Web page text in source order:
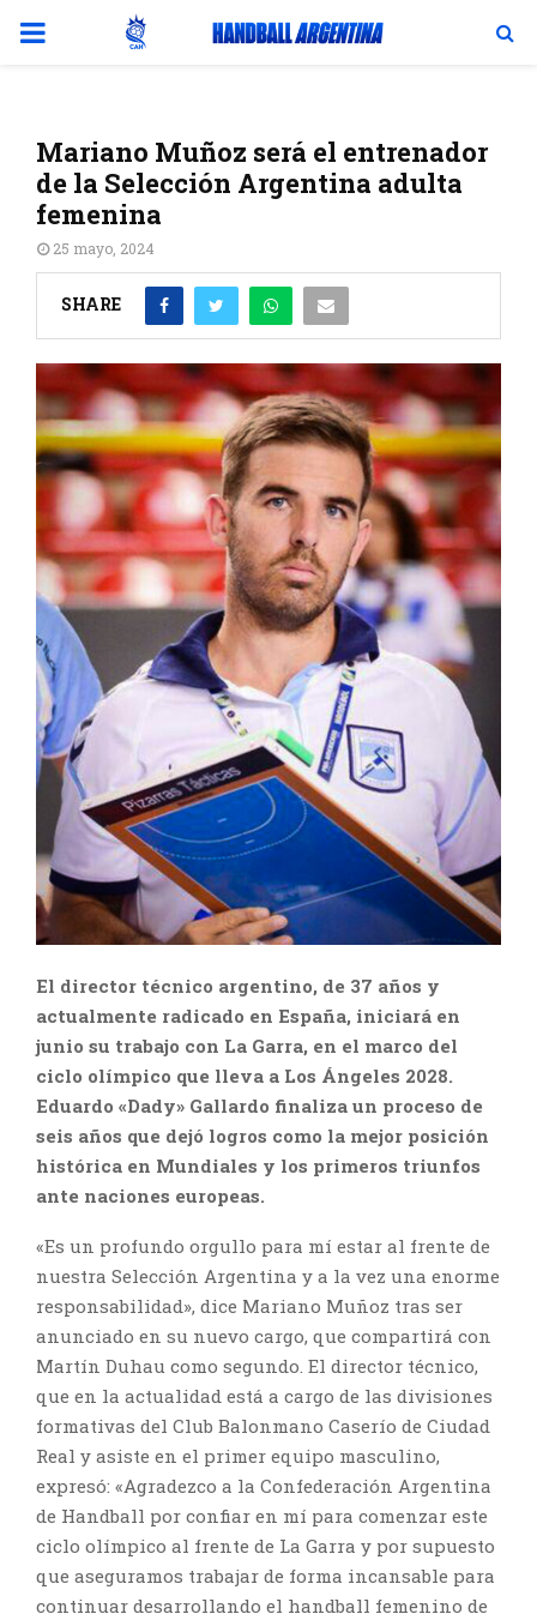
PRIMARY
Mariano Muñoz será el entrenador
de la Selección Argentina adulta
femenina
25 mayo, 2024
SHARE
El director técnico argentino, de 37 años y
actualmente radicado en España, iniciará en
junio su trabajo con La Garra, en el marco del
ciclo olímpico que lleva a Los Ángeles 2028.
Eduardo «Dady» Gallardo finaliza un proceso de
seis años que dejó logros como la mejor posición
histórica en Mundiales y los primeros triunfos
ante naciones europeas.
«Es un profundo orgullo para mí estar al frente de
nuestra Selección Argentina y a la vez una enorme
responsabilidad», dice Mariano Muñoz tras ser
anunciado en su nuevo cargo, que compartirá con
Martín Duhau como segundo. El director técnico,
que en la actualidad está a cargo de las divisiones
formativas del Club Balonmano Caserío de Ciudad
Real y asiste en el primer equipo masculino,
expresó: «Agradezco a la Confederación Argentina
de Handball por confiar en mí para comenzar este
ciclo olímpico al frente de La Garra y por supuesto
que aseguramos trabajar de forma incansable para
continuar desarrollando el handball femenino de